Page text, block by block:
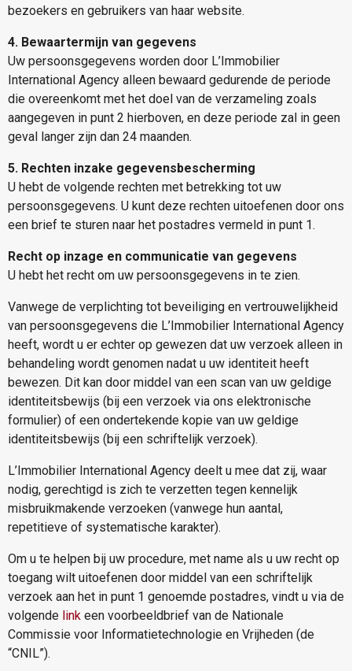
bezoekers en gebruikers van haar website.
4. Bewaartermijn van gegevens
Uw persoonsgegevens worden door L’Immobilier
International Agency alleen bewaard gedurende de periode
die overeenkomt met het doel van de verzameling zoals
aangegeven in punt 2 hierboven, en deze periode zal in geen
geval langer zijn dan 24 maanden.
5. Rechten inzake gegevensbescherming
U hebt de volgende rechten met betrekking tot uw
persoonsgegevens. U kunt deze rechten uitoefenen door ons
een brief te sturen naar het postadres vermeld in punt 1.
Recht op inzage en communicatie van gegevens
U hebt het recht om uw persoonsgegevens in te zien.
Vanwege de verplichting tot beveiliging en vertrouwelijkheid
van persoonsgegevens die L’Immobilier International Agency
heeft, wordt u er echter op gewezen dat uw verzoek alleen in
behandeling wordt genomen nadat u uw identiteit heeft
bewezen. Dit kan door middel van een scan van uw geldige
identiteitsbewijs (bij een verzoek via ons elektronische
formulier) of een ondertekende kopie van uw geldige
identiteitsbewijs (bij een schriftelijk verzoek).
L’Immobilier International Agency deelt u mee dat zij, waar
nodig, gerechtigd is zich te verzetten tegen kennelijk
misbruikmakende verzoeken (vanwege hun aantal,
repetitieve of systematische karakter).
Om u te helpen bij uw procedure, met name als u uw recht op
toegang wilt uitoefenen door middel van een schriftelijk
verzoek aan het in punt 1 genoemde postadres, vindt u via de
volgende link een voorbeeldbrief van de Nationale
Commissie voor Informatietechnologie en Vrijheden (de
“CNIL”).